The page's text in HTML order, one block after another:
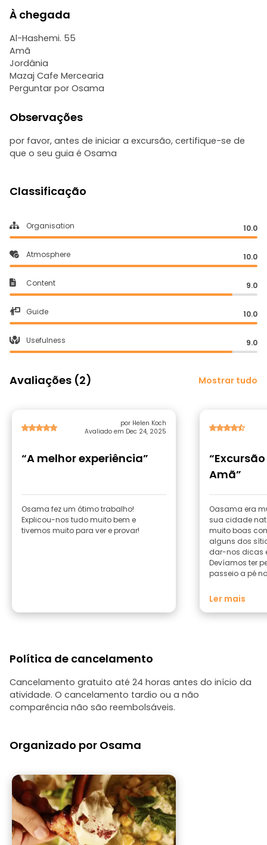
À chegada
Al-Hashemi. 55
Amã
Jordânia
Mazaj Cafe Mercearia
Perguntar por Osama
Observações
por favor, antes de iniciar a excursão, certifique-se de
que o seu guia é Osama
Classificação
Organisation 10.0
Atmosphere 10.0
Content 9.0
Guide 10.0
Usefulness 9.0
Avaliações (2) Mostrar tudo
por Helen Koch
Avaliado em Dec 24, 2025
“A melhor experiência”
Osama fez um ótimo trabalho!
Explicou-nos tudo muito bem e
tivemos muito para ver e provar!
Amã”
Oasama era
sua cidade
muito boas
alguns dos
dar-nos dicas
Devíamos ter
passeio a pé
Ler mais
Política de cancelamento
Cancelamento gratuito até 24 horas antes do início da
atividade. O cancelamento tardio ou a não
comparência não são reembolsáveis.
Organizado por Osama